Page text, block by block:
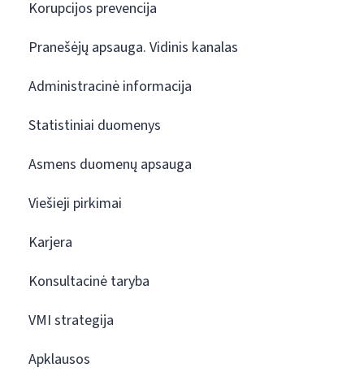
Korupcijos prevencija
Pranešėjų apsauga. Vidinis kanalas
Administracinė informacija
Statistiniai duomenys
Asmens duomenų apsauga
Viešieji pirkimai
Karjera
Konsultacinė taryba
VMI strategija
Apklausos